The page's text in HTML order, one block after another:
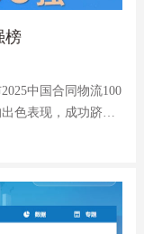
榜
中国合同物流100
色表现，成功跻身